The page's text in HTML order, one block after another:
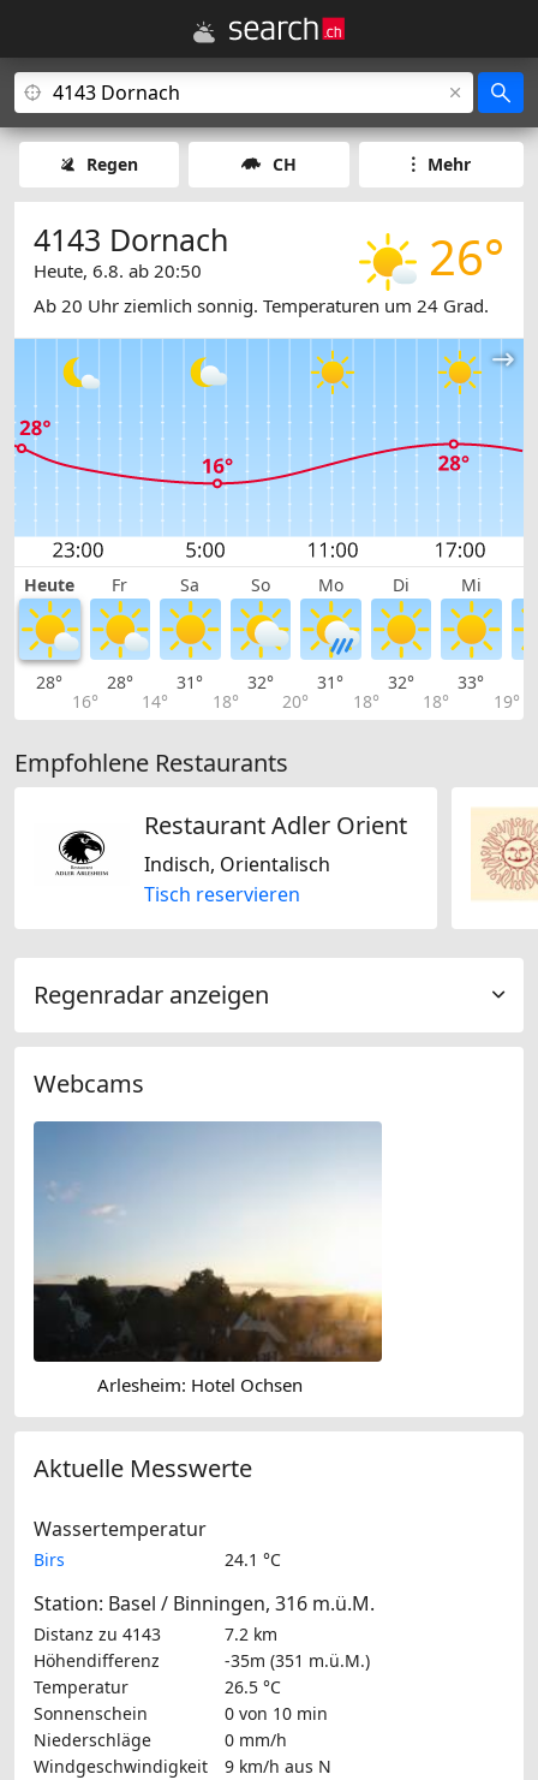
Regen CH Mehr
26°
4143 Dornach
Heute, 6.8. ab 20:50
Ab 20 Uhr ziemlich sonnig. Temperaturen um 24 Grad.
Heute Fr Sa So Mo Di Mi
28°
16°
28°
14°
31°
18°
32°
20°
31°
18°
32°
18°
33°
19°
Empfohlene Restaurants
Restaurant Adler Orient
Indisch, Orientalisch
Tisch reservieren
Regenradar anzeigen
Webcams
Arlesheim: Hotel Ochsen
Aktuelle Messwerte
Wassertemperatur
Birs 24.1 °C
Station: Basel / Binningen, 316 m.ü.M.
Distanz zu 4143
7.2 km
Höhendifferenz
-35m (351 m.ü.M.)
Temperatur
26.5 °C
Sonnenschein
0 von 10 min
Niederschläge
0 mm/h
Windgeschwindigkeit
9 km/h aus N